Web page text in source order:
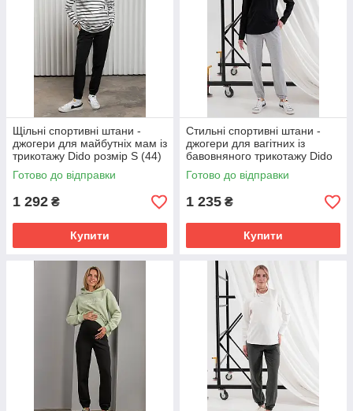
Щільні спортивні штани -
джогери для майбутніх мам із
трикотажу Dido розмір S (44)
Юла Мама Чорний
Готово до відправки
1 292 ₴
Купити
Стильні спортивні штани -
джогери для вагітних із
бавовняного трикотажу Dido
розмір S (44) Юла Мама
Сірий
Готово до відправки
1 235 ₴
Купити